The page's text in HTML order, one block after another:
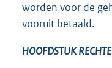
worden voor de
vooruit betaald.
HOOFDSTUK